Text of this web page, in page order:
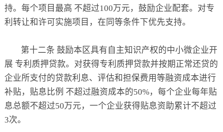
持。每个项目最高 不超过100万元，鼓励企业配套。对专
利转让和许可实施项目，在同等条件下优先支持。
第十二条 鼓励本区具有自主知识产权的中小微企业开
展 专利质押贷款。对获得专利质押贷款并按期正常还贷的
企业所支付的贷款利息、评估和担保费用等融资成本进行
补贴，贴息比例 不超过融资成本的50%，每个企业每年贴
息总额不超过50万元，一个企业获得贴息资助累计不超过
3次。